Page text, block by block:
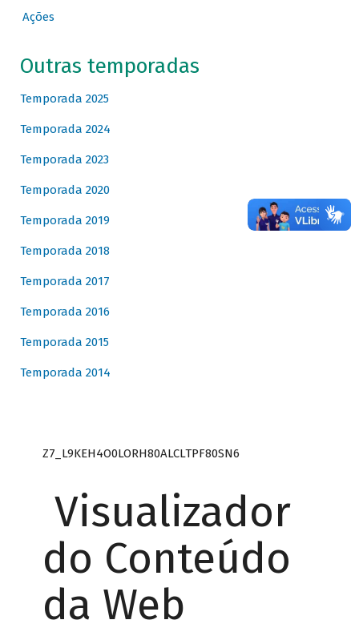
Ações
Outras temporadas
Temporada 2025
Temporada 2024
Temporada 2023
Temporada 2020
Temporada 2019
Temporada 2018
Temporada 2017
Temporada 2016
Temporada 2015
Temporada 2014
Z7_L9KEH4O0LORH80ALCLTPF80SN6
Visualizador
do Conteúdo
da Web